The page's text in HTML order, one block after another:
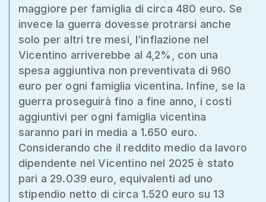
maggiore per famiglia di circa 480 euro. Se
invece la guerra dovesse protrarsi anche
solo per altri tre mesi, l’inflazione nel
Vicentino arriverebbe al 4,2%, con una
spesa aggiuntiva non preventivata di 960
euro per ogni famiglia vicentina. Infine, se la
guerra proseguirà fino a fine anno, i costi
aggiuntivi per ogni famiglia vicentina
saranno pari in media a 1.650 euro.
Considerando che il reddito medio da lavoro
dipendente nel Vicentino nel 2025 è stato
pari a 29.039 euro, equivalenti ad uno
stipendio netto di circa 1.520 euro su 13